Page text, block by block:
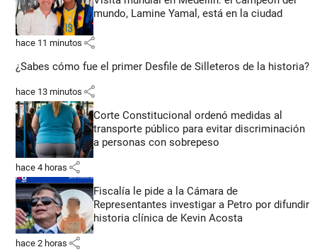
mundo, Lamine Yamal, está en la ciudad
hace 11 minutos share
¿Sabes cómo fue el primer Desfile de Silleteros de la historia?
hace 13 minutos share
Corte Constitucional ordenó medidas al
transporte público para evitar discriminación
a personas con sobrepeso
hace 4 horas share
Fiscalía le pide a la Cámara de
Representantes investigar a Petro por difundir
historia clínica de Kevin Acosta
hace 2 horas share